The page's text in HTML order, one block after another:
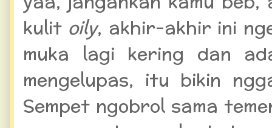
kulit oily, akhir-akhir ini
muka lagi kering dan
mengelupas, itu bikin
Sempet ngobrol sama